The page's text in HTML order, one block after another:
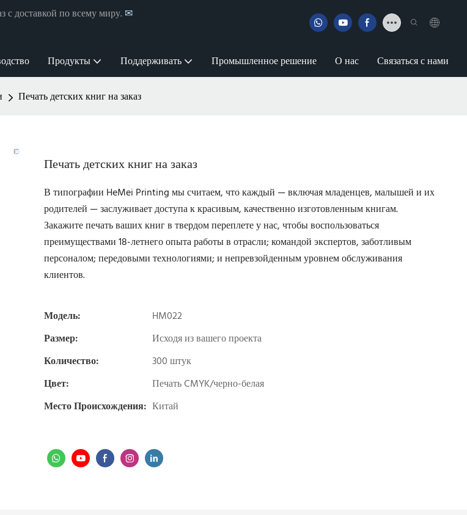
с доставкой по всему миру. ✉
Продукты Поддерживать Промышленное решение О нас Связаться с нами
Печать детских книг на заказ
Печать детских книг на заказ
В типографии HeMei Printing мы считаем, что каждый — включая младенцев, малышей и их
родителей — заслуживает доступа к красивым, качественно изготовленным книгам.
Закажите печать ваших книг в твердом переплете у нас, чтобы воспользоваться
преимуществами 18-летнего опыта работы в отрасли; командой экспертов, заботливым
персоналом; передовыми технологиями; и непревзойденным уровнем обслуживания
клиентов.
Модель:
HM022
Размер:
Исходя из вашего проекта
Количество:
300 штук
Цвет:
Печать CMYK/черно-белая
Место Происхождения: Китай